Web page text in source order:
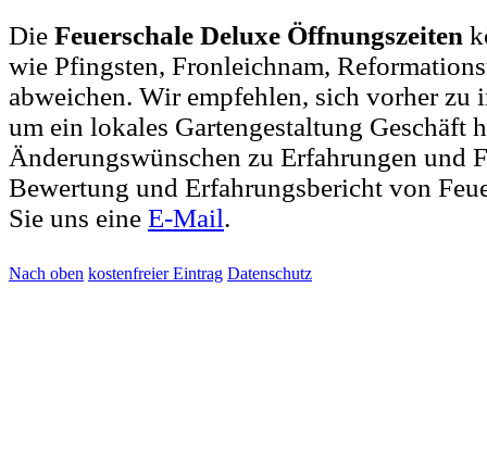
Die Feuerschale Deluxe Öffnungszeiten
wie Pfingsten, Fronleichnam,
abweichen. Wir empfehlen, sich vorher zu
um ein lokales Gartengestaltung Geschäft
Änderungswünschen zu Erfahrungen und
Bewertung und Erfahrungsbericht von
Sie uns eine E-Mail.
Nach oben kostenfreier Eintrag Datenschutz